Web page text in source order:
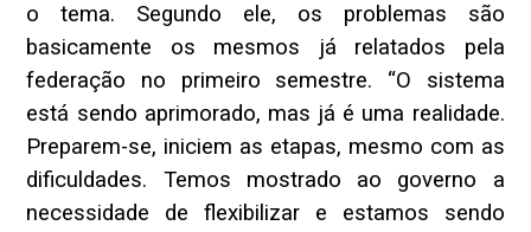
o tema. Segundo ele, os problemas são
basicamente os mesmos já relatados pela
federação no primeiro semestre. “O sistema
está sendo aprimorado, mas já é uma realidade.
Preparem-se, iniciem as etapas, mesmo com as
dificuldades. Temos mostrado ao governo a
necessidade de flexibilizar e estamos sendo